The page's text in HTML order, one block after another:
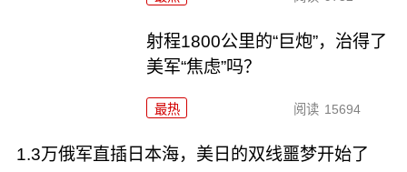
射程1800公里的“巨炮”，治得了
美军“焦虑”吗？
最热 阅读 15694
1.3万俄军直插日本海，美日的双线噩梦开始了